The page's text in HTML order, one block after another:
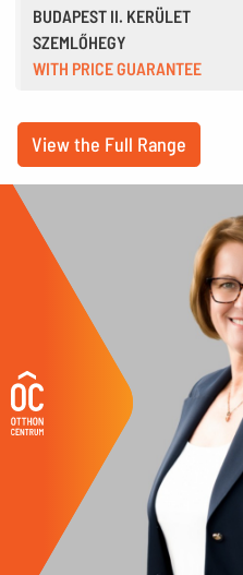
BUDAPEST II. KERÜLET
SZEMLŐHEGY
WITH PRICE GUARANTEE
View the Full Range